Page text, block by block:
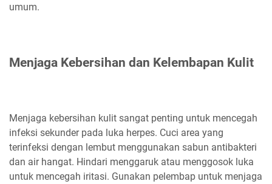
umum.
Menjaga Kebersihan dan Kelembapan Kulit
Menjaga kebersihan kulit sangat penting untuk mencegah
infeksi sekunder pada luka herpes. Cuci area yang
terinfeksi dengan lembut menggunakan sabun antibakteri
dan air hangat. Hindari menggaruk atau menggosok luka
untuk mencegah iritasi. Gunakan pelembap untuk menjaga